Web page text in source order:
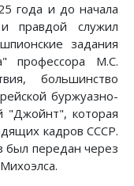
года и до начала
правдой служил
задания
профессора М.С.
большинство
буржуазно-
"Джойнт", которая
кадров СССР.
был передан через